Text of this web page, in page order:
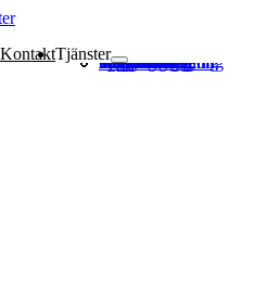
KontaktTjänsterVäggmålning
Spackling
Tapetsering
Takmålning
Fasadmålning
Färgkonsultation
Trapphusmålning
Fönsterrenovering
Målning av köksluckor
Golvmålning
Hyra byggställning